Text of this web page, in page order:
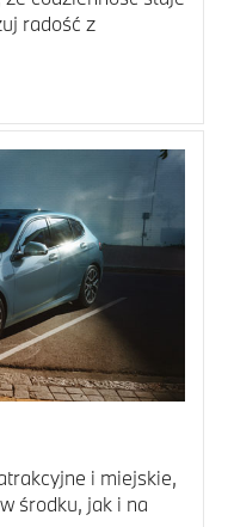
radość z
i miejskie,
środku, jak i na